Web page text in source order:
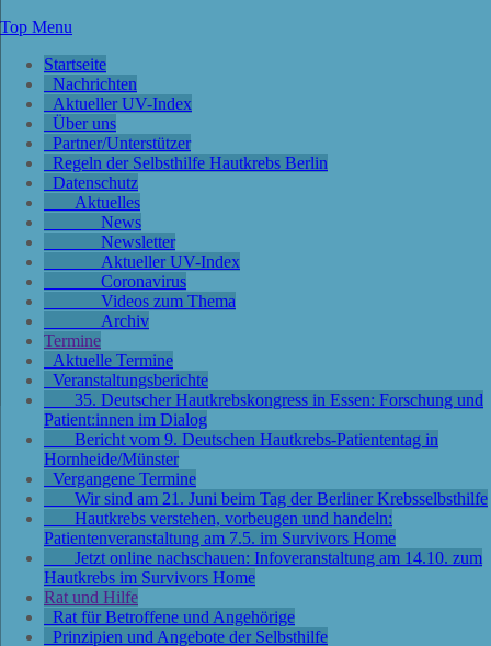
Top Menu
Startseite
Nachrichten
Aktueller UV-Index
Über uns
Partner/Unterstützer
Regeln der Selbsthilfe Hautkrebs Berlin
Datenschutz
Aktuelles
News
Newsletter
Aktueller UV-Index
Coronavirus
Videos zum Thema
Archiv
Termine
Aktuelle Termine
Veranstaltungsberichte
35. Deutscher Hautkrebskongress in Essen: Forschung und
Patient:innen im Dialog
Bericht vom 9. Deutschen Hautkrebs-Patiententag in
Hornheide/Münster
Vergangene Termine
Wir sind am 21. Juni beim Tag der Berliner Krebsselbsthilfe
Hautkrebs verstehen, vorbeugen und handeln:
Patientenveranstaltung am 7.5. im Survivors Home
Jetzt online nachschauen: Infoveranstaltung am 14.10. zum
Hautkrebs im Survivors Home
Rat und Hilfe
Rat für Betroffene und Angehörige
Prinzipien und Angebote der Selbsthilfe